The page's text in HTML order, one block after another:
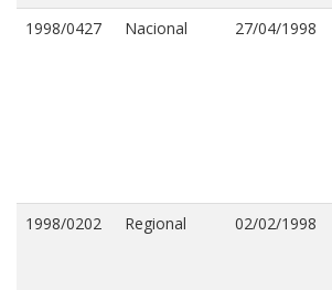
1998/0427 Nacional 27/04/1998
1998/0202 Regional 02/02/1998